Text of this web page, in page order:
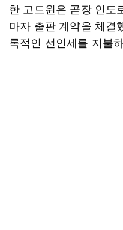
한 고드윈은 곧장 인도
마자 출판 계약을 체결
록적인 선인세를 지불